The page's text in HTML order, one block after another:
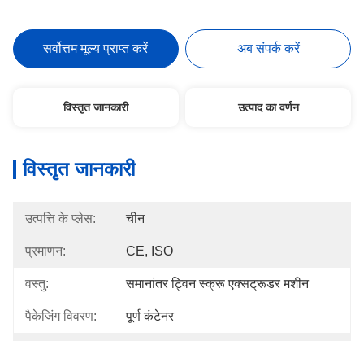
सर्वोत्तम मूल्य प्राप्त करें अब संपर्क करें
विस्तृत जानकारी उत्पाद का वर्णन
विस्तृत जानकारी
उत्पत्ति के प्लेस: चीन
प्रमाणन: CE, ISO
वस्तु: समानांतर ट्विन स्क्रू एक्सट्रूडर मशीन
पैकेजिंग विवरण: पूर्ण कंटेनर